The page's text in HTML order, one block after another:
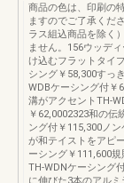
商品の色は、印刷の
ますのでご了承くだ
ラス組込商品を除く
ません。156ウッデ
け込むフラットタイ
シング￥58,300すっ
WDBケーシング付￥
溝がアクセントTH-
￥62,0002323和の伝
ング付￥115,300ノ
が和テイストをアピ
ーシング￥111,600
TH-WDNケーシング
に伸びた3本のアル